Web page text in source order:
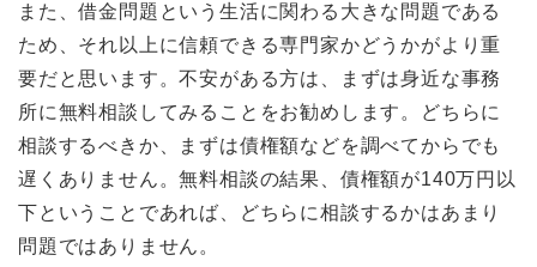
また、借金問題という生活に関わる大きな問題である
ため、それ以上に信頼できる専門家かどうかがより重
要だと思います。不安がある方は、まずは身近な事務
所に無料相談してみることをお勧めします。どちらに
相談するべきか、まずは債権額などを調べてからでも
遅くありません。無料相談の結果、債権額が140万円以
下ということであれば、どちらに相談するかはあまり
問題ではありません。